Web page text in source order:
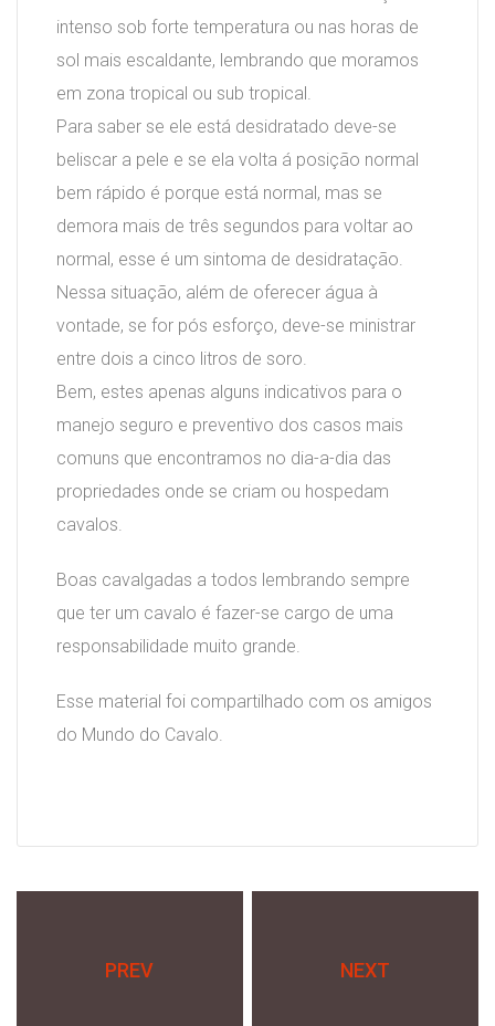
intenso sob forte temperatura ou nas horas de
sol mais escaldante, lembrando que moramos
em zona tropical ou sub tropical.
Para saber se ele está desidratado deve-se
beliscar a pele e se ela volta á posição normal
bem rápido é porque está normal, mas se
demora mais de três segundos para voltar ao
normal, esse é um sintoma de desidratação.
Nessa situação, além de oferecer água à
vontade, se for pós esforço, deve-se ministrar
entre dois a cinco litros de soro.
Bem, estes apenas alguns indicativos para o
manejo seguro e preventivo dos casos mais
comuns que encontramos no dia-a-dia das
propriedades onde se criam ou hospedam
cavalos.
Boas cavalgadas a todos lembrando sempre
que ter um cavalo é fazer-se cargo de uma
responsabilidade muito grande.
Esse material foi compartilhado com os amigos
do Mundo do Cavalo.
PREV NEXT